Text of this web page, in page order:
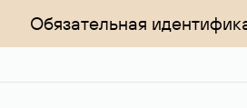
Обязательная